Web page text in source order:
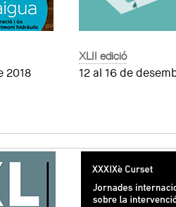
2018
XLII edició
12 al 16 de